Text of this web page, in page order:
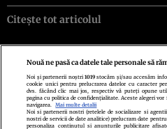
Citește tot articolul
Politica de confidenţialitate
Echipa redacțională
Nouă ne pasă ca datele tale personale să
Noi și partenerii noștri1019 stocăm și/sau accesăm
cookie unici pentru prelucrarea datelor cu caracter
dvs. făcând clic mai jos, respectiv vă puteți opune
pagina cu politica de confidențialitate. Aceste alegeri
navigarea.
Mai multe detalii
Noi si partenerii nostri (retelele de socializare si
nostri de servicii de date analitice) prelucram date
personaliza continutul si anunturile publicitare